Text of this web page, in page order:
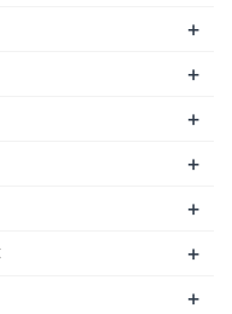
+
+
+
+
+
+
+